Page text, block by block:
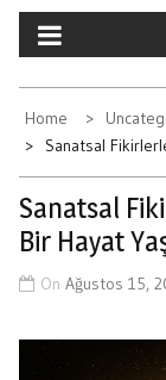
Home
Sanatsal
Sanatsal
Bir Hayat
On Ağustos 15,